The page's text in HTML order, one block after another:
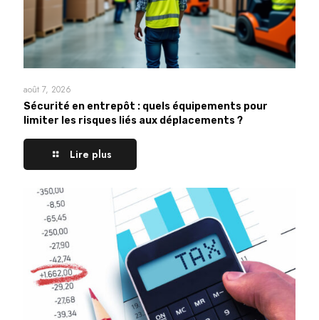
août 7, 2026
Sécurité en entrepôt : quels équipements pour
limiter les risques liés aux déplacements ?
Lire plus